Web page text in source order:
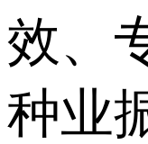
效、
种业